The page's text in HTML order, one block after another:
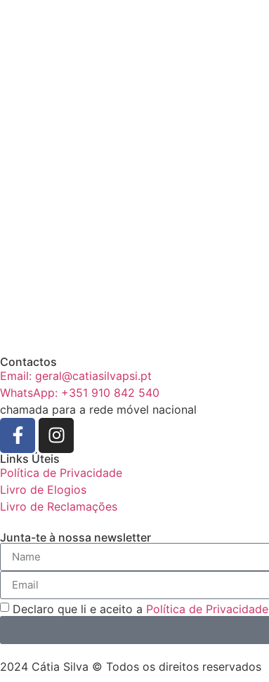
Contactos
Email: geral@catiasilvapsi.pt
WhatsApp: +351 910 842 540
chamada para a rede móvel nacional
Links Úteis
Política de Privacidade
Livro de Elogios
Livro de Reclamações
Junta-te à nossa newsletter
Declaro que li e aceito a Política de Privacidade
2024 Cátia Silva © Todos os direitos reservados